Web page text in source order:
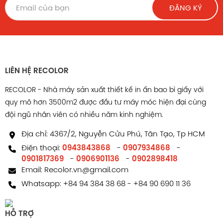
đến các phương án logistics lớn hơn như xe tải, máy
Với hình thức thanh lịch, mẫu hộp nắp gài có thể được
hàng hoặc sản phẩm sự kiện.
Việc phối hợp in màu, dán sticker hoặc dùng giấy bọc
ngoài sẽ tăng thêm sự sang trọng và giá trị cảm nhận.
Trong ngành thời trang, quần áo
Hộp carton phù hợp với các sản phẩm thời trang như
khăn quàng, áo thun, phụ kiện, túi xách nhỏ hoặc đồ
trang sức.
Khả năng in logo trên nền trắng hoặc nâu tạo cảm giác
ĐĂNG KÝ
LIÊN HỆ RECOLOR
RECOLOR - Nhà máy sản xuất thiết kế in ấn bao bì giấy với
quy mô hơn 3500m2 được đầu tư máy móc hiện đại cùng
đội ngũ nhân viên có nhiều năm kinh nghiệm.
Địa chỉ: 4367/2, Nguyễn Cửu Phú, Tân Tạo, Tp HCM
Điện thoại: 0943843868 - 0907934868
-
0901817369
- 0906901136 - 0902898418
Email: Recolor.vn@gmail.com
Whatsapp: +84 94 384 38 68- +84 90 690 11 36
HỖ TRỢ